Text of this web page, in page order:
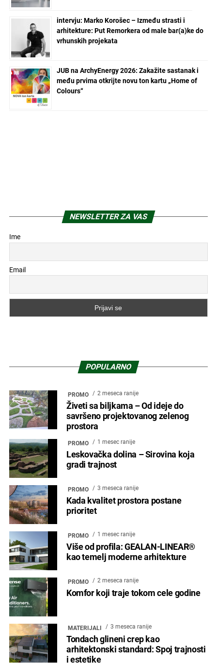
intervju: Marko Korošec – Između strasti i
arhitekture: Put Remorkera od male bar(a)ke do
vrhunskih projekata
JUB na ArchyEnergy 2026: Zakažite sastanak i
među prvima otkrijte novu ton kartu „Home of
Colours“
NEWSLETTER ZA VAS
Ime
Email
POPULARNO
PROMO 2 meseca ranije
Živeti sa biljkama – Od ideje do
savršeno projektovanog zelenog
prostora
PROMO 1 mesec ranije
Leskovačka dolina – Sirovina koja
gradi trajnost
PROMO 3 meseca ranije
Kada kvalitet prostora postane
prioritet
PROMO 1 mesec ranije
Više od profila: GEALAN-LINEAR®
kao temelj moderne arhitekture
PROMO 2 meseca ranije
Komfor koji traje tokom cele godine
MATERIJALI 3 meseca ranije
Tondach glineni crep kao
arhitektonski standard: Spoj trajnosti
i estetike